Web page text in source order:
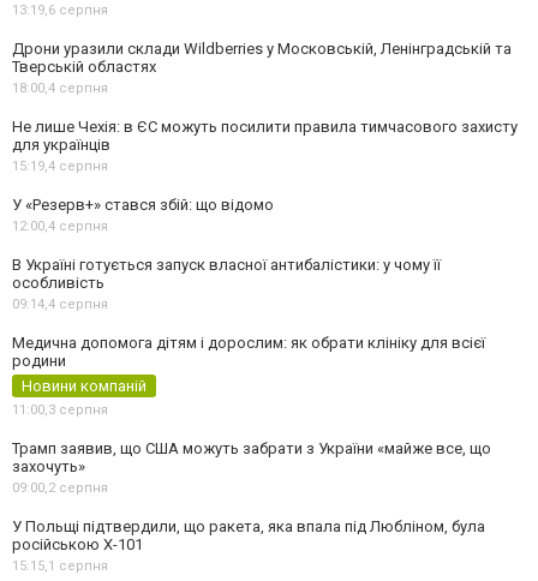
13:19,6 серпня
Дрони уразили склади Wildberries у Московській, Ленінградській та
Тверській областях
18:00,4 серпня
Не лише Чехія: в ЄС можуть посилити правила тимчасового захисту
для українців
15:19,4 серпня
У «Резерв+» стався збій: що відомо
12:00,4 серпня
В Україні готується запуск власної антибалістики: у чому її
особливість
09:14,4 серпня
Медична допомога дітям і дорослим: як обрати клініку для всієї
родини
Новини компаній
11:00,3 серпня
Трамп заявив, що США можуть забрати з України «майже все, що
захочуть»
09:00,2 серпня
У Польщі підтвердили, що ракета, яка впала під Любліном, була
російською Х-101
15:15,1 серпня